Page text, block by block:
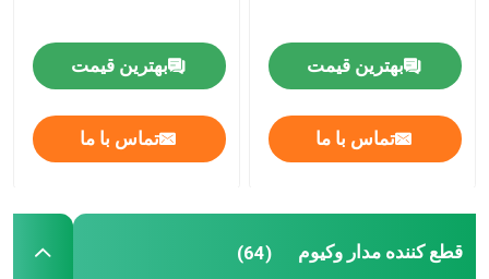
ترانسفورماتور جریان سی تی
ترانسفورماتور بالقوه PT
روی اکسید روی دستگیر کننده
بهترین قیمت
تماس با ما
بهترین قیمت
تماس با ما
قطع کننده مدار وکیوم (64)